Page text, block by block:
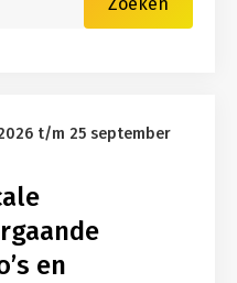
t/m 25 september
en